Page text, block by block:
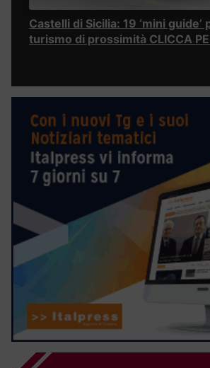
Castelli di Sicilia: 19 ‘mini guide’
turismo di prossimità CLICCA